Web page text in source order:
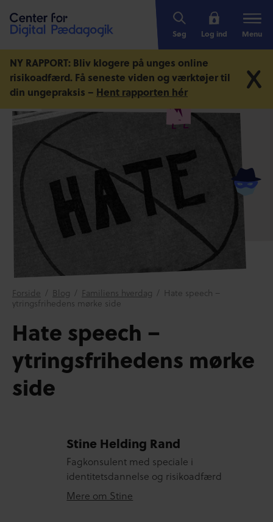
Søg Log ind Menu
NY RAPPORT: Bliv klogere på unges online
risikoadfærd. Få seneste viden og værktøjer til
din ungepraksis – Hent rapporten hér
Forside / Blog / Familiens hverdag / Hate speech –
ytringsfrihedens mørke side
Hate speech –
ytringsfrihedens mørke
side
Stine Helding Rand
Fagkonsulent med speciale i
identitetsdannelse og risikoadfærd
Mere om Stine